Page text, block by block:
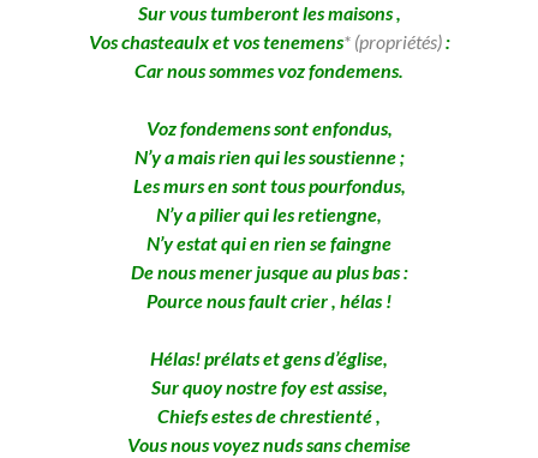
Sur vous tumberont les maisons ,
Vos chasteaulx et vos tenemens* (propriétés):
Car nous sommes voz fondemens.
Voz fondemens sont enfondus,
N’y a mais rien qui les soustienne ;
Les murs en sont tous pourfondus,
N’y a pilier qui les retiengne,
N’y estat qui en rien se faingne
De nous mener jusque au plus bas :
Pource nous fault crier , hélas !
Hélas! prélats et gens d’église,
Sur quoy nostre foy est assise,
Chiefs estes de chrestienté ,
Vous nous voyez nuds sans chemise